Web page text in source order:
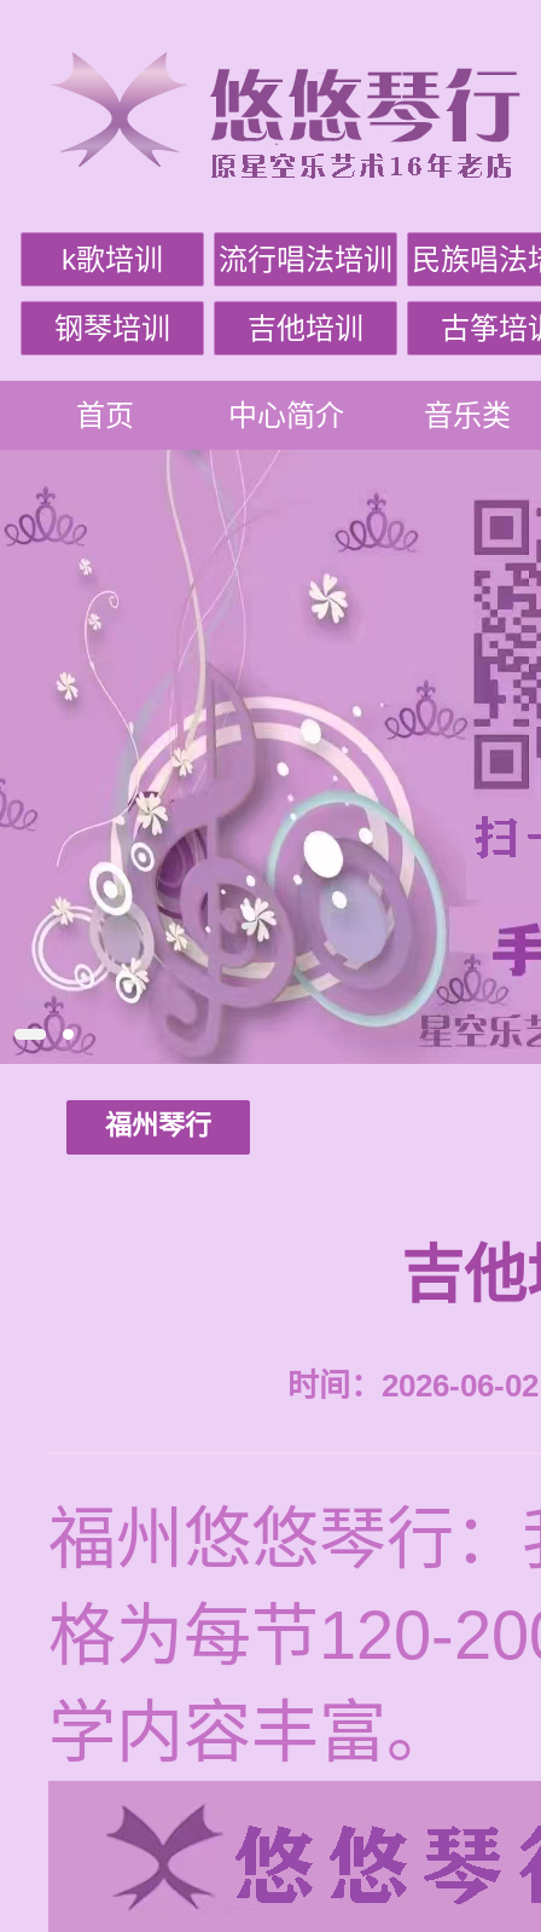
k歌培训 流行唱法培训 民族唱法
钢琴培训 吉他培训 古筝培
首页 中心简介 音乐类
福州琴行
吉
时间：2026-06-
福州悠悠琴行
格为每节120-
学内容丰富。